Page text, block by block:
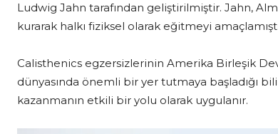
Ludwig Jahn tarafından geliştirilmiştir. Jahn,
kurarak halkı fiziksel olarak eğitmeyi
Calisthenics egzersizlerinin Amerika Birleşik
dünyasında önemli bir yer tutmaya başladığı
kazanmanın etkili bir yolu olarak uygulanır.